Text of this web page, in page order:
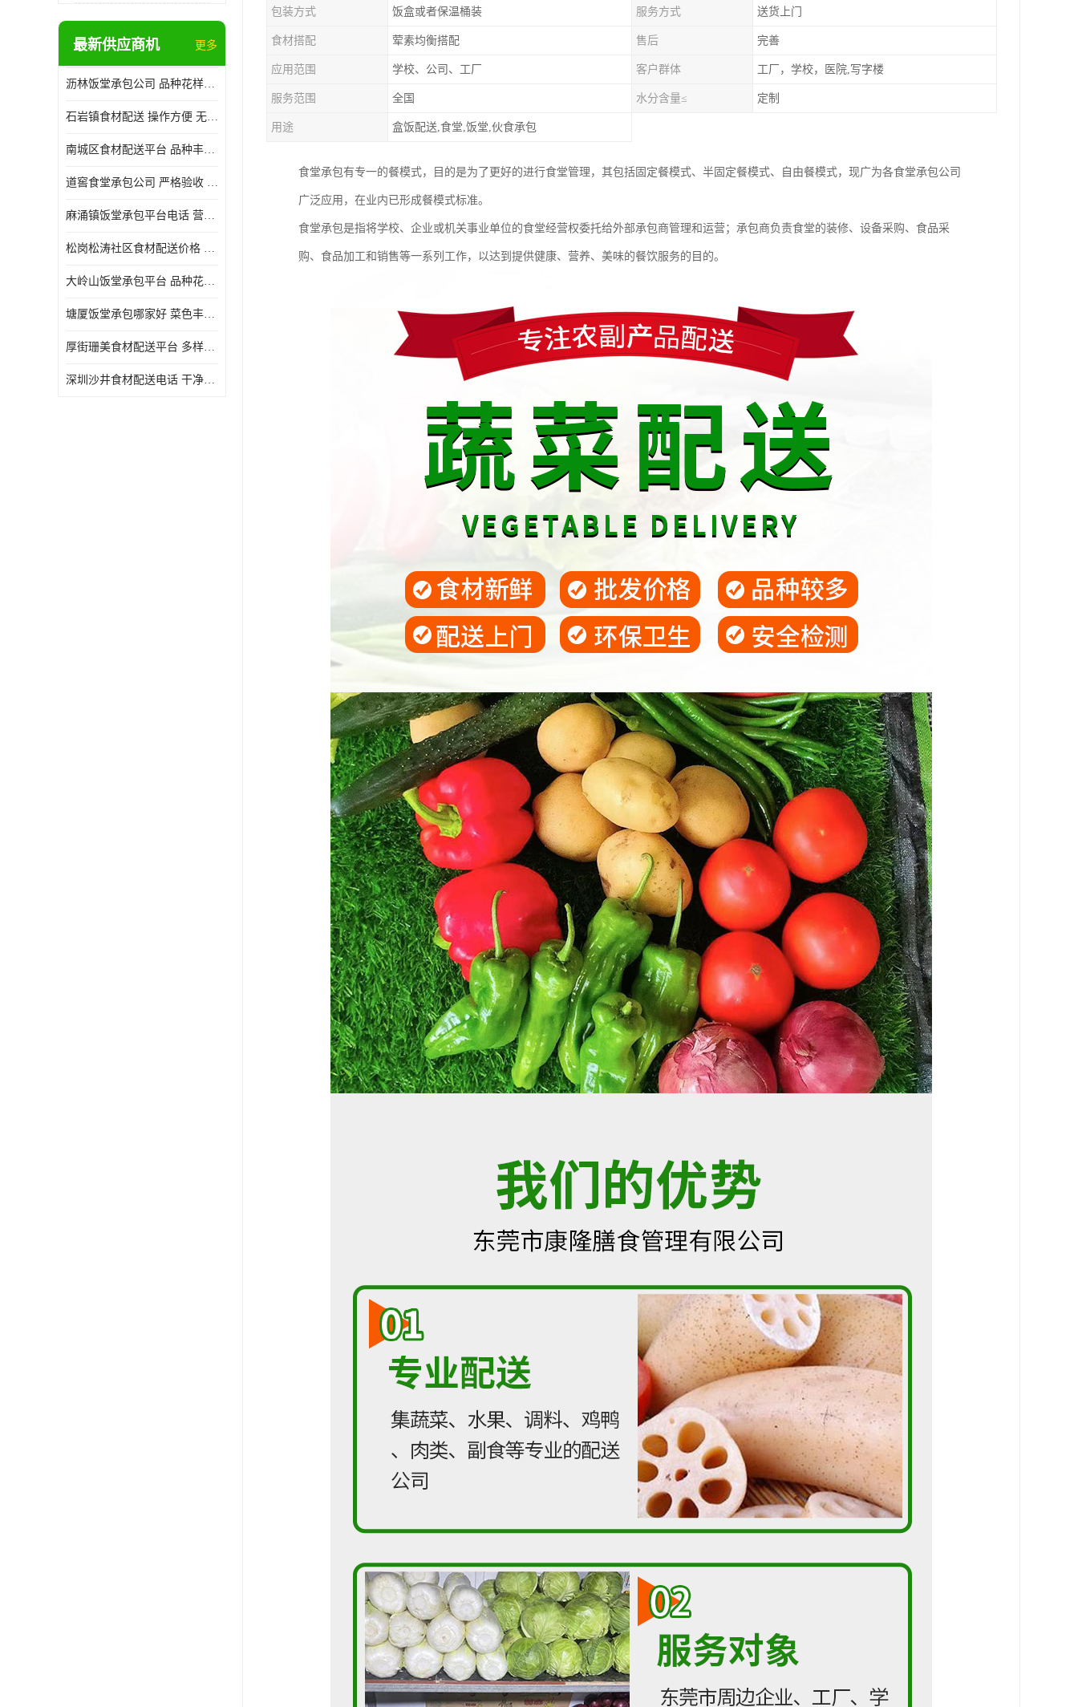
最新供应商机 更多
沥林饭堂承包公司 品种花样丰富 提高员工饮食质量
石岩镇食材配送 操作方便 无需亲自管理
南城区食材配送平台 品种丰富 配送时间较短
道窖食堂承包公司 严格验收 维持供膳品质稳定
麻涌镇饭堂承包平台电话 营养均衡 定期推出新菜式
松岗松涛社区食材配送价格 搭配均匀 菜式品种类别多
大岭山饭堂承包平台 品种花样丰富 定期推出新菜式
塘厦饭堂承包哪家好 菜色丰富 大幅度降低食材成本
厚街珊美食材配送平台 多样化选择 提高膳食质量
深圳沙井食材配送电话 干净卫生 无需亲自管理
包装方式 饭盒或者保温桶装 服务方式 送货上门
食材搭配 荤素均衡搭配 售后 完善
应用范围 学校、公司、工厂 客户群体 工厂，学校，医院,写字楼
服务范围 全国 水分含量≤ 定制
用途 盒饭配送,食堂,饭堂,伙食承包
食堂承包有专一的餐模式，目的是为了更好的进行食堂管理，其包括固定餐模式、半固定餐模式、自由餐模式，现广为各食堂承包公司
广泛应用，在业内已形成餐模式标准。
食堂承包是指将学校、企业或机关事业单位的食堂经营权委托给外部承包商管理和运营；承包商负责食堂的装修、设备采购、食品采
购、食品加工和销售等一系列工作，以达到提供健康、营养、美味的餐饮服务的目的。